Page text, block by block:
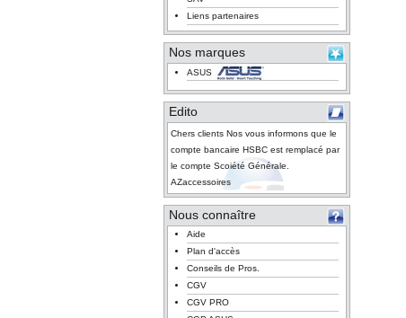
Liens partenaires
Nos marques
ASUS
Edito
Chers clients Nos vous informons que le
compte bancaire HSBC est remplacé par
le compte Scoiété Générale.
AZaccessoires
Nous connaître
Aide
Plan d'accès
Conseils de Pros.
CGV
CGV PRO